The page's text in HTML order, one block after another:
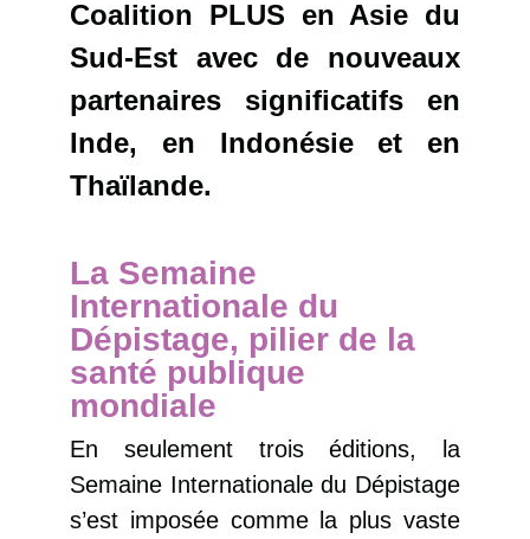
Coalition PLUS en Asie du
Sud-Est avec de nouveaux
partenaires significatifs en
Inde, en Indonésie et en
Thaïlande.
La Semaine
Internationale du
Dépistage, pilier de la
santé publique
mondiale
En seulement trois éditions, la
Semaine Internationale du Dépistage
s’est imposée comme la plus vaste